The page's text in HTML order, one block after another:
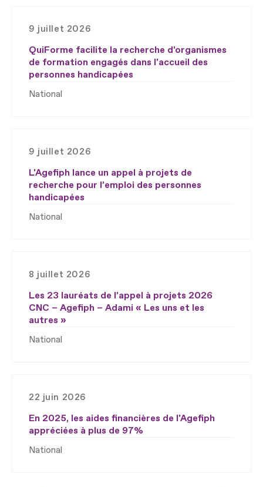
9 juillet 2026
QuiForme facilite la recherche d'organismes
de formation engagés dans l'accueil des
personnes handicapées
National
9 juillet 2026
L'Agefiph lance un appel à projets de
recherche pour l’emploi des personnes
handicapées
National
8 juillet 2026
Les 23 lauréats de l’appel à projets 2026
CNC – Agefiph – Adami « Les uns et les
autres »
National
22 juin 2026
En 2025, les aides financières de l'Agefiph
appréciées à plus de 97%
National